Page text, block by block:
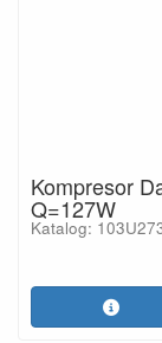
Kompresor
Q=127W
Katalog: